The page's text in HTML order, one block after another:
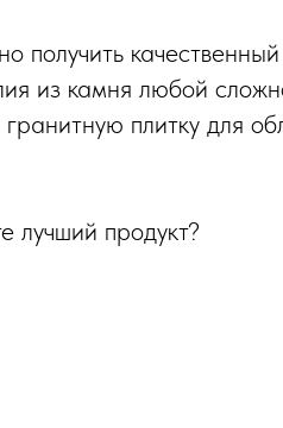
качественный
из камня любой
плитку для
лучший продукт?